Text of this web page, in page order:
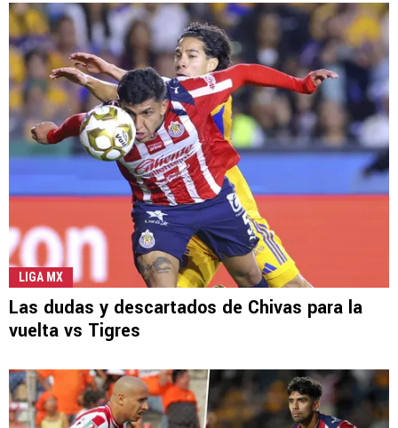
LIGA MX
Las dudas y descartados de Chivas para la
vuelta vs Tigres